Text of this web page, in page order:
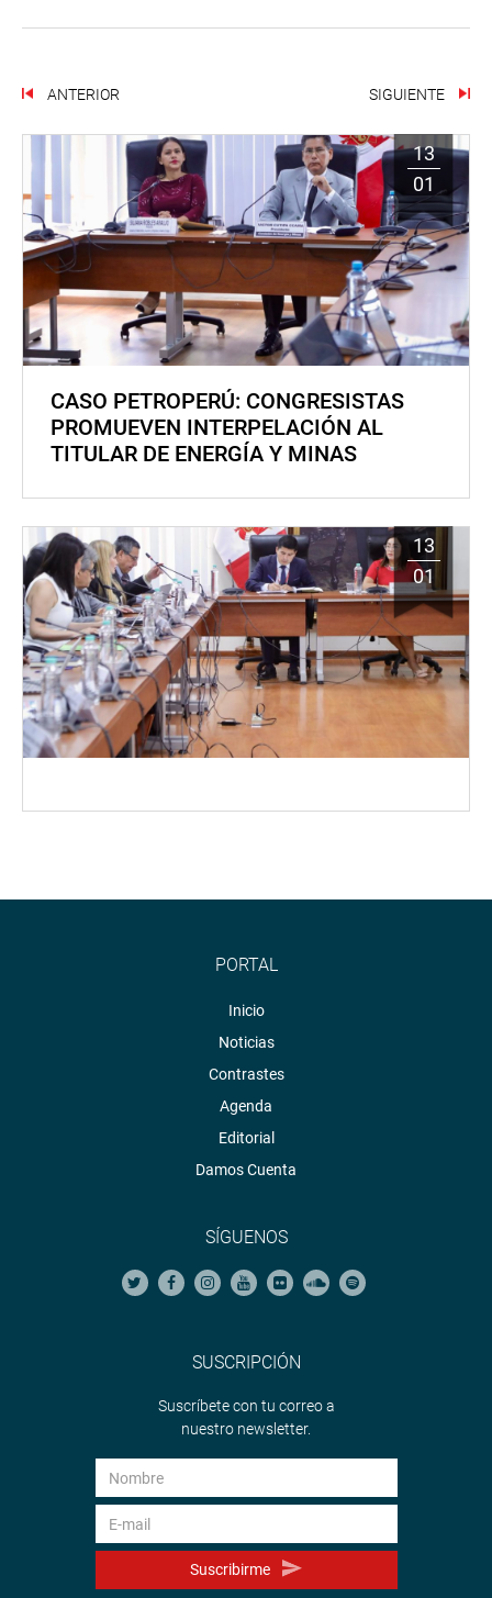
ANTERIOR SIGUIENTE
13
01
CASO PETROPERÚ: CONGRESISTAS
PROMUEVEN INTERPELACIÓN AL
TITULAR DE ENERGÍA Y MINAS
13
01
PORTAL
Inicio
Noticias
Contrastes
Agenda
Editorial
Damos Cuenta
SÍGUENOS
SUSCRIPCIÓN
Suscríbete con tu correo a
nuestro newsletter.
Suscribirme